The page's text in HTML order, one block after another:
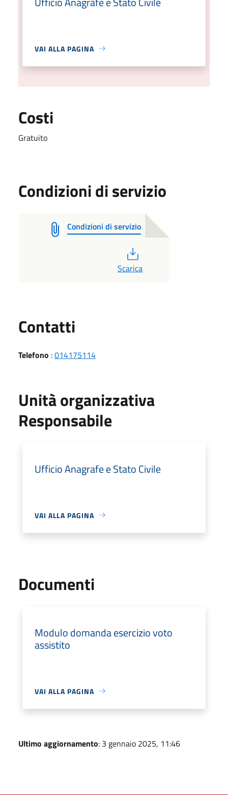
VAI ALLA PAGINA
Costi
Gratuito
Condizioni di servizio
Condizioni di servizio
Scarica
Contatti
Telefono :014175114
Unità organizzativa
Responsabile
Ufficio Anagrafe e Stato Civile
VAI ALLA PAGINA
Documenti
Modulo domanda esercizio voto
assistito
VAI ALLA PAGINA
Ultimo aggiornamento: 3 gennaio 2025, 11:46